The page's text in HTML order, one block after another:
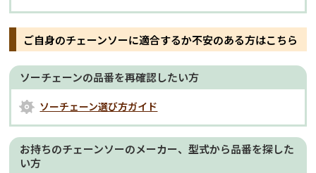
ご自身のチェーンソーに適合するか不安のある方はこちら
ソーチェーンの品番を再確認したい方
ソーチェーン選び方ガイド
お持ちのチェーンソーのメーカー、型式から品番を探した
い方